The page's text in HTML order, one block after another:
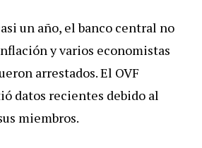
un año, el banco central no
y varios economistas
arrestados. El OVF
datos recientes debido al
miembros.